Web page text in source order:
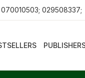
070010503; 029508337;